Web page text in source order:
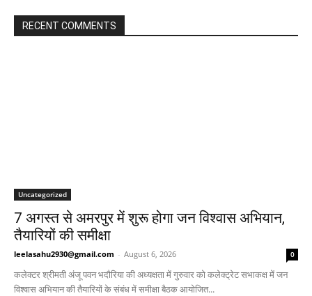
RECENT COMMENTS
Uncategorized
7 अगस्त से अमरपुर में शुरू होगा जन विश्वास अभियान,
तैयारियों की समीक्षा
leelasahu2930@gmail.com - August 6, 2026 0
कलेक्टर श्रीमती अंजू पवन भदौरिया की अध्यक्षता में गुरुवार को कलेक्ट्रेट सभाकक्ष में जन
विश्वास अभियान की तैयारियों के संबंध में समीक्षा बैठक आयोजित...